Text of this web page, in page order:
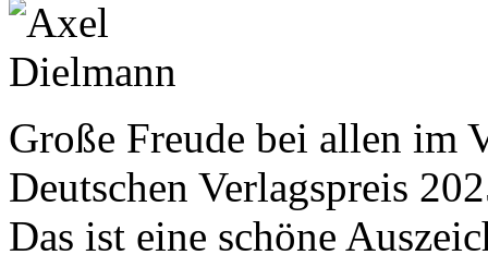
Große Freude bei allen im
Deutschen Verlagspreis
Das ist eine schöne